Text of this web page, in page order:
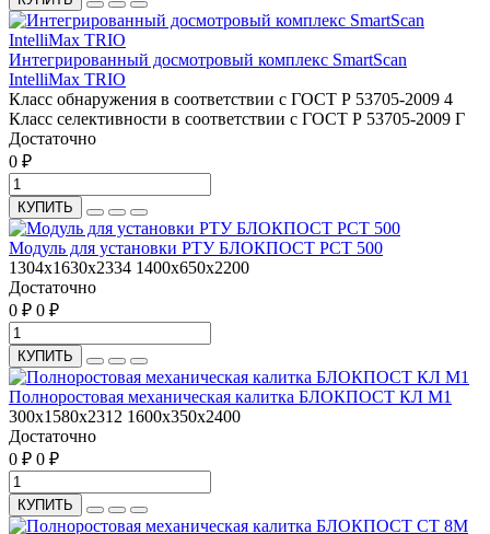
Интегрированный досмотровый комплекс SmartScan
IntelliMax TRIO
Класс обнаружения в соответствии с ГОСТ Р 53705-2009 4
Класс селективности в соответствии с ГОСТ Р 53705-2009 Г
Достаточно
0 ₽
КУПИТЬ
Модуль для установки РТУ БЛОКПОСТ РСТ 500
1304х1630х2334 1400x650x2200
Достаточно
0 ₽ 0 ₽
КУПИТЬ
Полноростовая механическая калитка БЛОКПОСТ КЛ М1
300х1580х2312 1600x350x2400
Достаточно
0 ₽ 0 ₽
КУПИТЬ